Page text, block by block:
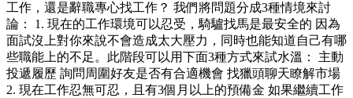
工作，還是辭職專心找工作？ 我們將問題分成3種情境來討
論： 1. 現在的工作環境可以忍受，騎驢找馬是最安全的 因為
面試沒上對你來說不會造成太大壓力，同時也能知道自己有哪
些職能上的不足。此階段可以用下面3種方式來試水溫： 主動
投遞履歷 詢問周圍好友是否有合適機會 找獵頭聊天瞭解市場
2. 現在工作忍無可忍，且有3個月以上的預備金 如果繼續工作